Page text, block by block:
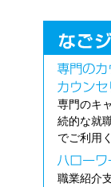
専門のキ
続的な就
でご利用
職業紹介